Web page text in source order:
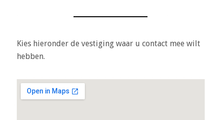
Kies hieronder de vestiging waar u contact mee wilt
hebben.